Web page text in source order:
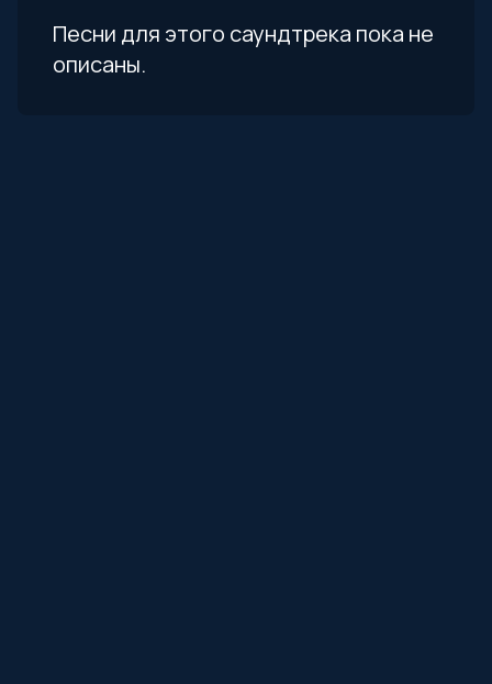
Песни для этого саундтрека пока не
описаны.